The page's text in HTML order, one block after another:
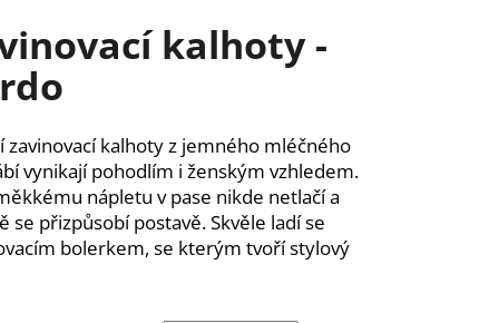
kalhoty -
zavinovací kalhoty z jemného mléčného
vynikají pohodlím i ženským vzhledem.
nápletu v pase nikde netlačí a
se přizpůsobí postavě. Skvěle ladí se
bolerkem, se kterým tvoří stylový